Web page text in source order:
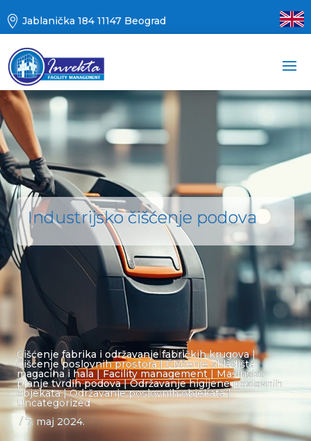
 Jablanička 184 11147 Beograd
Industrijsko čišćenje podova
Čišćenje fabrika i održavanje fabričkih krugova|
Čišćenje poslovnih prostora|Čišćenje skladišta
magacina i hala|Facility management | Mašinsko
pranje tvrdih podova|Održavanje higijene poslovnih
objekata|Održavanje poslovnih objekata|
Uncategorized
/ 7. maj 2024.